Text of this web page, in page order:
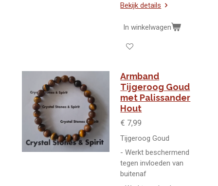
Bekijk details
In winkelwagen
Armband
Tijgeroog Goud
met Palissander
Hout
€ 7,99
Tijgeroog Goud
- Werkt beschermend
tegen invloeden van
buitenaf